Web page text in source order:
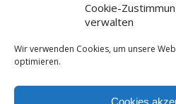
Cookie-
verwalten
Wir verwenden Cookies, um unsere
optimieren.
Cookies